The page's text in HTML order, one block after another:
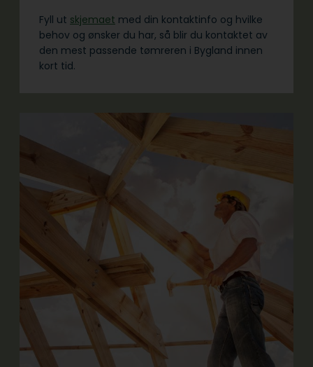
Fyll ut skjemaet med din kontaktinfo og hvilke
behov og ønsker du har, så blir du kontaktet av
den mest passende tømreren i Bygland innen
kort tid.